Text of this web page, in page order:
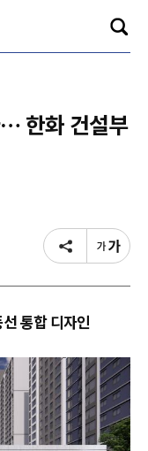
한화 건설부
통합 디자인